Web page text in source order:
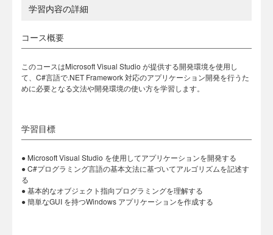
学習内容の詳細
コース概要
このコースはMicrosoft Visual Studio が提供する開発環境を使用し
て、C#言語で.NET Framework 対応のアプリケーション開発を行うた
めに必要となる文法や開発環境の使い方を学習します。
学習目標
● Microsoft Visual Studio を使用してアプリケーションを開発する
● C#プログラミング言語の基本文法に基づいてアルゴリズムを記述す
る
● 基本的なオブジェクト指向プログラミングを理解する
● 簡単なGUI を持つWindows アプリケーションを作成する